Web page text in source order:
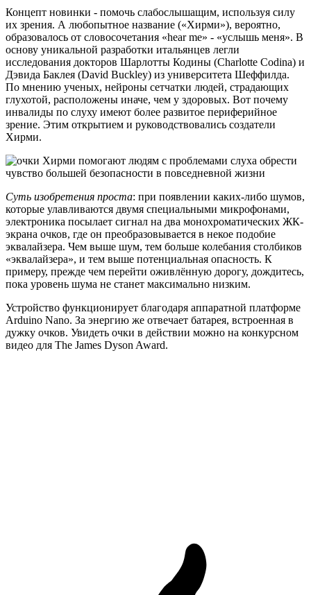
Концепт новинки - помочь слабослышащим, используя силу
их зрения. А любопытное название («Хирми»), вероятно,
образовалось от словосочетания «hear me» - «услышь меня». В
основу уникальной разработки итальянцев легли
исследования докторов Шарлотты Кодины (Charlotte Codina) и
Дэвида Баклея (David Buckley) из университета Шеффилда.
По мнению ученых, нейроны сетчатки людей, страдающих
глухотой, расположены иначе, чем у здоровых. Вот почему
инвалиды по слуху имеют более развитое периферийное
зрение. Этим открытием и руководствовались создатели
Хирми.
Суть изобретения проста: при появлении каких-либо шумов,
которые улавливаются двумя специальными микрофонами,
электроника посылает сигнал на два монохроматических ЖК-
экрана очков, где он преобразовывается в некое подобие
эквалайзера. Чем выше шум, тем больше колебания столбиков
«эквалайзера», и тем выше потенциальная опасность. К
примеру, прежде чем перейти оживлённую дорогу, дождитесь,
пока уровень шума не станет максимально низким.
Устройство функционирует благодаря аппаратной платформе
Arduino Nano. За энергию же отвечает батарея, встроенная в
дужку очков. Увидеть очки в действии можно на конкурсном
видео для The James Dyson Award.